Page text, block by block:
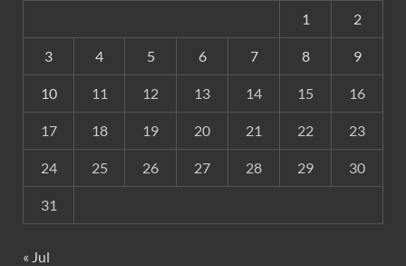
1 2
3 4 5 6 7 8 9
10 11 12 13 14 15 16
17 18 19 20 21 22 23
24 25 26 27 28 29 30
31
« Jul